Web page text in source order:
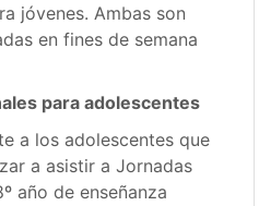
jóvenes. Ambas son
en fines de semana
para adolescentes
a los adolescentes que
a asistir a Jornadas
año de enseñanza